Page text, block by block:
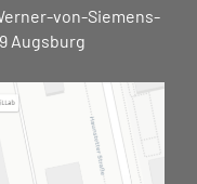
von-Siemens-
Augsburg